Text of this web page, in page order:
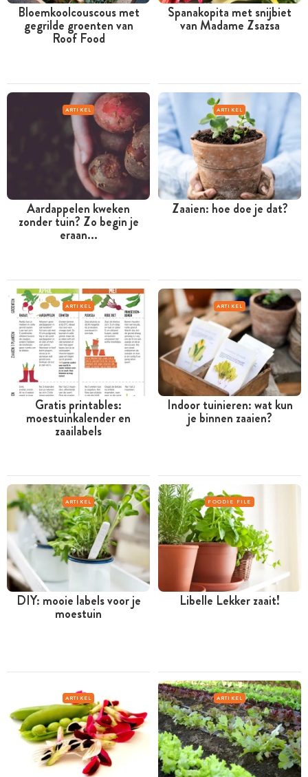
Bloemkoolcouscous met
gegrilde groenten van
Roof Food
Spanakopita met snijbiet
van Madame Zsazsa
ARTIKEL
Aardappelen kweken
zonder tuin? Zo begin je
eraan...
ARTIKEL
Zaaien: hoe doe je dat?
ARTIKEL
Gratis printables:
moestuinkalender en
zaailabels
ARTIKEL
Indoor tuinieren: wat kun
je binnen zaaien?
ARTIKEL
DIY: mooie labels voor je
moestuin
FOODIE FILE
Libelle Lekker zaait!
ARTIKEL ARTIKEL